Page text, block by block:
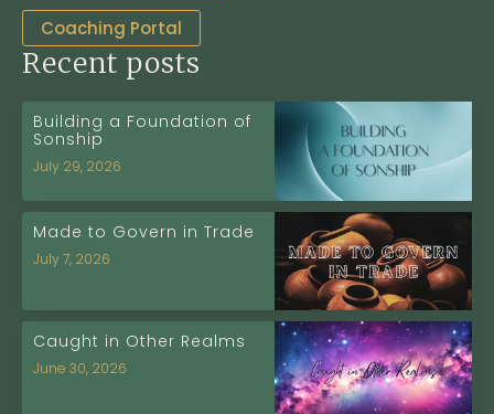
Coaching Portal
Recent posts
Building a Foundation of
Sonship
July 29, 2026
Made to Govern in Trade
July 7, 2026
Caught in Other Realms
June 30, 2026